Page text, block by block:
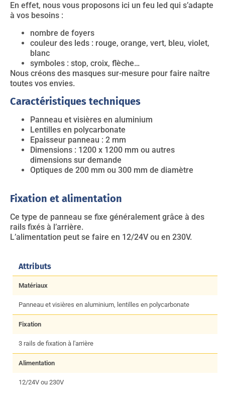
En effet, nous vous proposons ici un feu led qui s’adapte
à vos besoins :
nombre de foyers
couleur des leds : rouge, orange, vert, bleu, violet,
blanc
symboles : stop, croix, flèche…
Nous créons des masques sur-mesure pour faire naître
toutes vos envies.
Caractéristiques techniques
Panneau et visières en aluminium
Lentilles en polycarbonate
Epaisseur panneau : 2 mm
Dimensions : 1200 x 1200 mm ou autres
dimensions sur demande
Optiques de 200 mm ou 300 mm de diamètre
Fixation et alimentation
Ce type de panneau se fixe généralement grâce à des
rails fixés à l’arrière.
L’alimentation peut se faire en 12/24V ou en 230V.
Attributs
Matériaux
Panneau et visières en aluminium, lentilles en polycarbonate
Fixation
3 rails de fixation à l'arrière
Alimentation
12/24V ou 230V